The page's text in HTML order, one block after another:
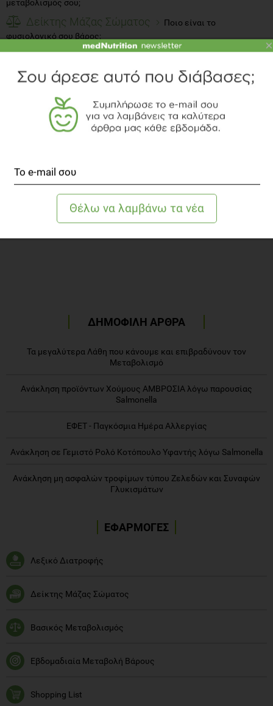
μεταβολισμός σου;
Δείκτης Μάζας Σώματος
Ποιο είναι το
φυσιολογικό σου βάρος;
Λεξικό Διατροφής
ορισμούς
Προβολή
ΔΗΜΟΦΙΛΗ ΑΡΘΡΑ
Τα μεγαλύτερα Λάθη που κάνουμε και επιβραδύνουν τον
Μεταβολισμό
Ανάκληση προϊόντων Χούμους ΑΜΒΡΟΣΙΑ λόγω παρουσίας
Salmonella
ΕΦΕΤ - Παγκόσμια Ημέρα Αλλεργίας
Ανάκληση σε Γεμιστό Ρολό Κοτόπουλο Υφαντής λόγω Salmonella
Ανάκληση μη ασφαλών τροφίμων τύπου Ζελεδών και Συναφών
Γλυκισμάτων
ΕΦΑΡΜΟΓΕΣ
Λεξικό Διατροφής
Δείκτης Μάζας Σώματος
Βασικός Μεταβολισμός
Εβδομαδιαία Μεταβολή Βάρους
Shopping List
×